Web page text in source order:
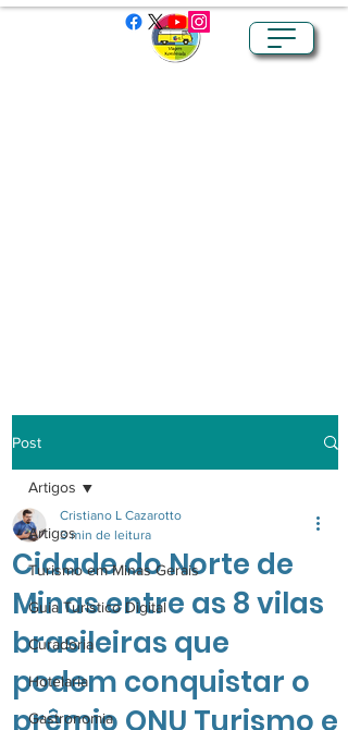
Post
Artigos
Turismo em Minas Gerais
Guia Turistico Digital
Curadoria
Hotelaria
Gastronomia
Artigos
Cidade do Norte de
Minas entre as 8 vilas
brasileiras que
podem conquistar o
prêmio ONU Turismo e
Cristiano L Cazarotto
3 min de leitura